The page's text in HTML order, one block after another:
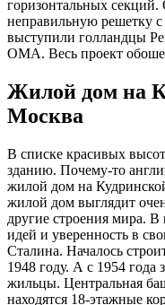
горизонтальных секций.
неправильную решетку
выступили голландцы
OMA. Весь проект
Жилой дом на
Москва
В списке красивых
зданию. Почему-то
жилой дом на
жилой дом выглядит
другие строения мира. В
идей и уверенность в
Сталина. Началось
1948 году. А с 1954 года
жильцы. Центральная
находятся 18-этажные